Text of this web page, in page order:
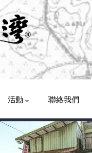
活動 聯絡我們